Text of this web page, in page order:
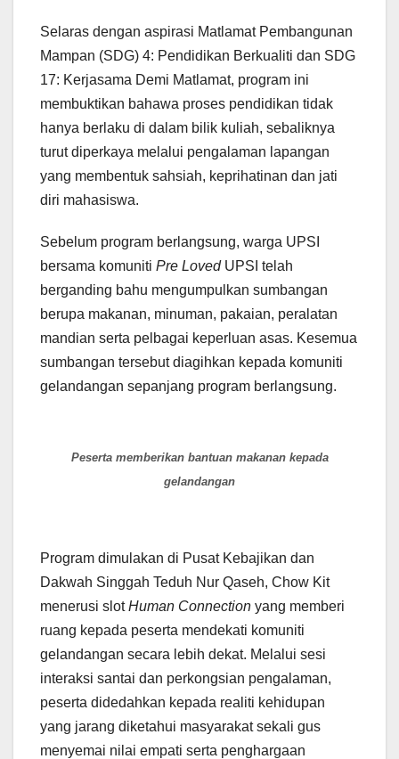
Selaras dengan aspirasi Matlamat Pembangunan
Mampan (SDG) 4: Pendidikan Berkualiti dan SDG
17: Kerjasama Demi Matlamat, program ini
membuktikan bahawa proses pendidikan tidak
hanya berlaku di dalam bilik kuliah, sebaliknya
turut diperkaya melalui pengalaman lapangan
yang membentuk sahsiah, keprihatinan dan jati
diri mahasiswa.
Sebelum program berlangsung, warga UPSI
bersama komuniti Pre LovedUPSI telah
berganding bahu mengumpulkan sumbangan
berupa makanan, minuman, pakaian, peralatan
mandian serta pelbagai keperluan asas. Kesemua
sumbangan tersebut diagihkan kepada komuniti
gelandangan sepanjang program berlangsung.
Peserta memberikan bantuan makanan kepada
gelandangan
Program dimulakan di Pusat Kebajikan dan
Dakwah Singgah Teduh Nur Qaseh, Chow Kit
menerusi slotHuman Connection yang memberi
ruang kepada peserta mendekati komuniti
gelandangan secara lebih dekat. Melalui sesi
interaksi santai dan perkongsian pengalaman,
peserta didedahkan kepada realiti kehidupan
yang jarang diketahui masyarakat sekali gus
menyemai nilai empati serta penghargaan